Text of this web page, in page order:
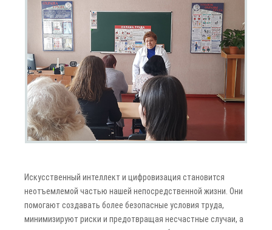
Искусственный интеллект и цифровизация становится
неотъемлемой частью нашей непосредственной жизни. Они
помогают создавать более безопасные условия труда,
минимизируют риски и предотвращая несчастные случаи, а